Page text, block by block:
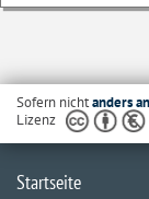
Sofern nichtanders
Lizenz
Startseite